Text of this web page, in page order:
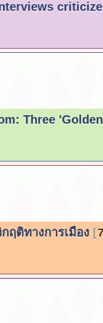
Three
ฤติทางการเมือง